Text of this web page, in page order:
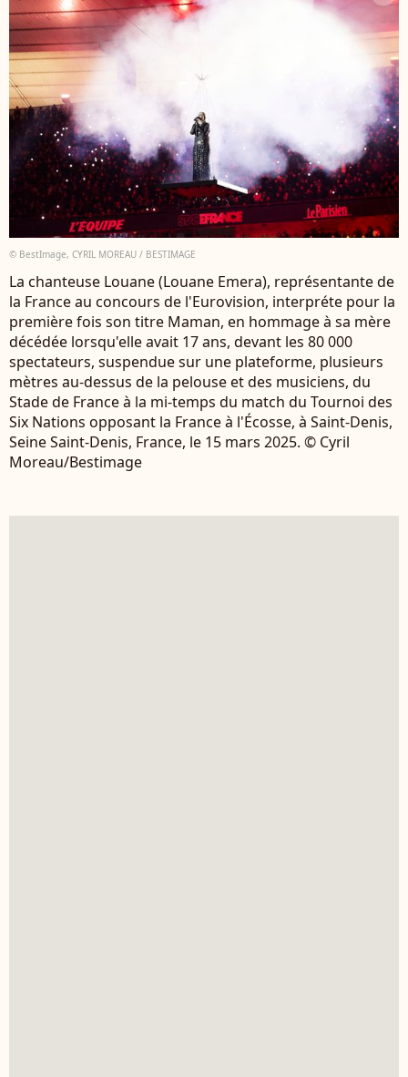
© BestImage, CYRIL MOREAU / BESTIMAGE
La chanteuse Louane (Louane Emera), représentante de
la France au concours de l'Eurovision, interpréte pour la
première fois son titre Maman, en hommage à sa mère
décédée lorsqu'elle avait 17 ans, devant les 80 000
spectateurs, suspendue sur une plateforme, plusieurs
mètres au-dessus de la pelouse et des musiciens, du
Stade de France à la mi-temps du match du Tournoi des
Six Nations opposant la France à l'Écosse, à Saint-Denis,
Seine Saint-Denis, France, le 15 mars 2025. © Cyril
Moreau/Bestimage